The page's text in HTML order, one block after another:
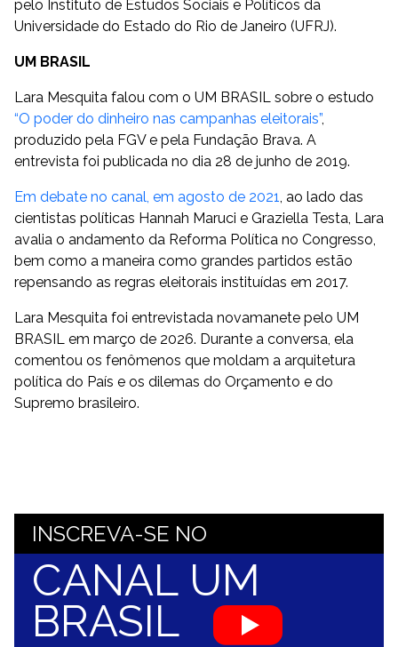
pelo Instituto de Estudos Sociais e Políticos da
Universidade do Estado do Rio de Janeiro (UFRJ).
UM BRASIL
Lara Mesquita falou com o UM BRASIL sobre o estudo
“O poder do dinheiro nas campanhas eleitorais”,
produzido pela FGV e pela Fundação Brava. A
entrevista foi publicada no dia 28 de junho de 2019.
Em debate no canal, em agosto de 2021, ao lado das
cientistas políticas Hannah Maruci e Graziella Testa, Lara
avalia o andamento da Reforma Política no Congresso,
bem como a maneira como grandes partidos estão
repensando as regras eleitorais instituídas em 2017.
Lara Mesquita foi entrevistada novamanete pelo UM
BRASIL em março de 2026. Durante a conversa, ela
comentou os fenômenos que moldam a arquitetura
política do País e os dilemas do Orçamento e do
Supremo brasileiro.
INSCREVA-SE NO
CANAL UM
BRASIL